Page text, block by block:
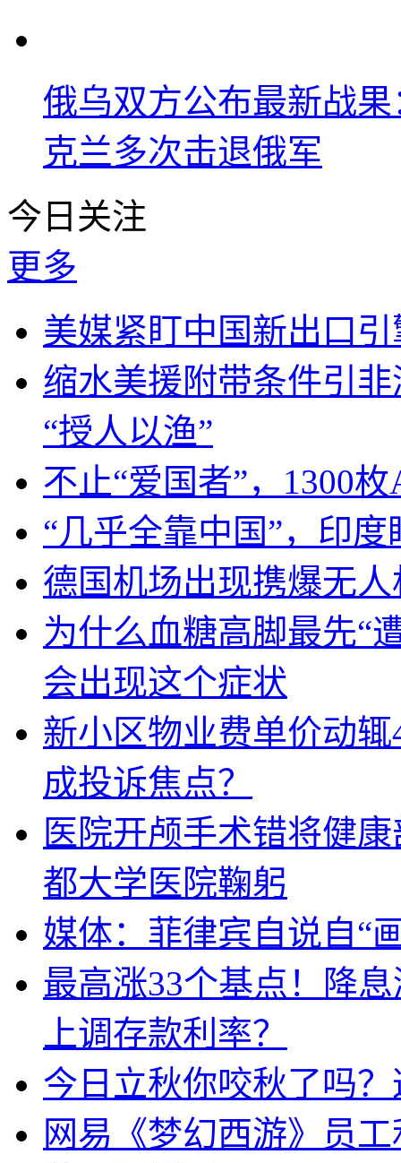
俄乌双方公布最新战
克兰多次击退俄军
今日关注
更多
美媒紧盯中国新出口
缩水美援附带条件引
“授人以渔”
不止“爱国者”，1300
“几乎全靠中国”，印
德国机场出现携爆无
为什么血糖高脚最先“
会出现这个症状
新小区物业费单价动
成投诉焦点？
医院开颅手术错将健
都大学医院鞠躬
媒体：菲律宾自说自“
最高涨33个基点！降
上调存款利率？
今日立秋你咬秋了吗
网易《梦幻西游》员